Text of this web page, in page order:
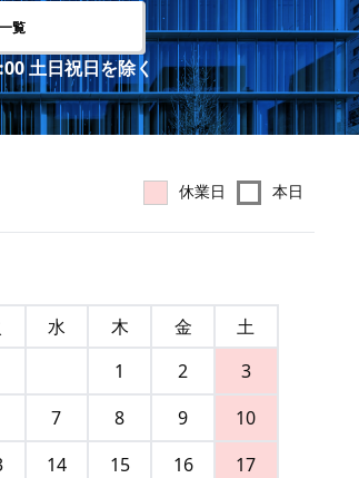
覧
土日祝日を除く
休業日 本日
水 木 金
土
1
2
3
7 8 9
10
14 15 16
17